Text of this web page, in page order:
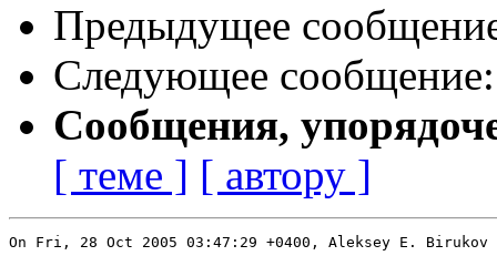
Предыдущее
Следующее
Сообщения,
[ теме ] [ автору ]
On Fri, 28 Oct 2005 03:47:29 +0400, Aleksey E.